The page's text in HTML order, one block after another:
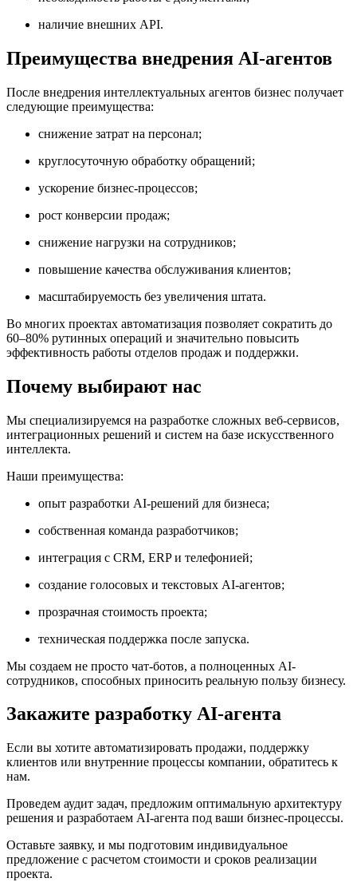
наличие внешних API.
Преимущества внедрения AI-агентов
После внедрения интеллектуальных агентов бизнес получает
следующие преимущества:
снижение затрат на персонал;
круглосуточную обработку обращений;
ускорение бизнес-процессов;
рост конверсии продаж;
снижение нагрузки на сотрудников;
повышение качества обслуживания клиентов;
масштабируемость без увеличения штата.
Во многих проектах автоматизация позволяет сократить до
60–80% рутинных операций и значительно повысить
эффективность работы отделов продаж и поддержки.
Почему выбирают нас
Мы специализируемся на разработке сложных веб-сервисов,
интеграционных решений и систем на базе искусственного
интеллекта.
Наши преимущества:
опыт разработки AI-решений для бизнеса;
собственная команда разработчиков;
интеграция с CRM, ERP и телефонией;
создание голосовых и текстовых AI-агентов;
прозрачная стоимость проекта;
техническая поддержка после запуска.
Мы создаем не просто чат-ботов, а полноценных AI-
сотрудников, способных приносить реальную пользу бизнесу.
Закажите разработку AI-агента
Если вы хотите автоматизировать продажи, поддержку
клиентов или внутренние процессы компании, обратитесь к
нам.
Проведем аудит задач, предложим оптимальную архитектуру
решения и разработаем AI-агента под ваши бизнес-процессы.
Оставьте заявку, и мы подготовим индивидуальное
предложение с расчетом стоимости и сроков реализации
проекта.